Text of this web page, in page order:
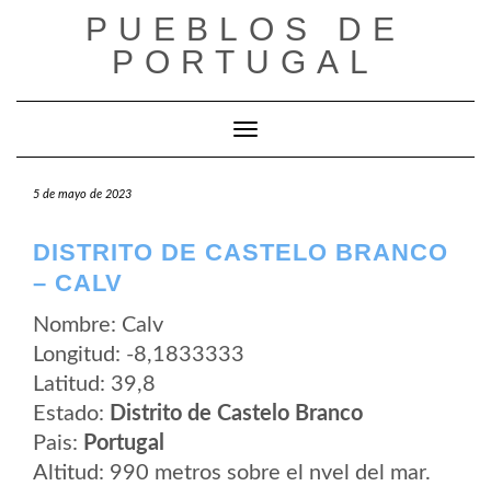
PUEBLOS DE
PORTUGAL
Cambiar modo de navegación
5 de mayo de 2023
DISTRITO DE CASTELO BRANCO
– CALV
Nombre: Calv
Longitud: -8,1833333
Latitud: 39,8
Estado: Distrito de Castelo Branco
Pais: Portugal
Altitud: 990 metros sobre el nvel del mar.